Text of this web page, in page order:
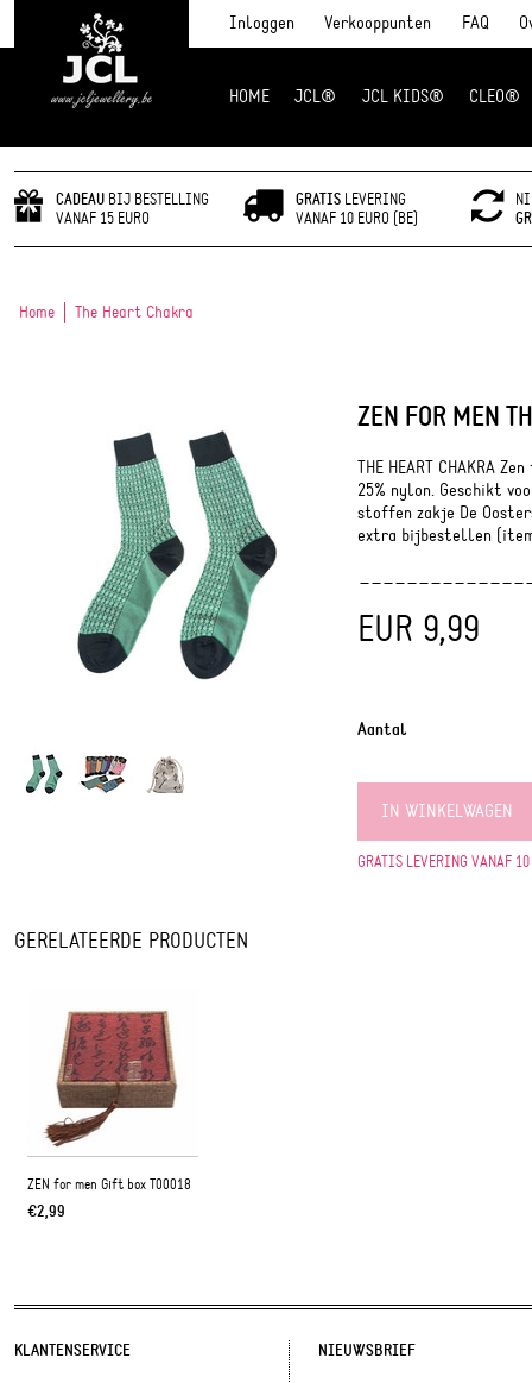
Inloggen Verkooppunten FAQ
HOME JCL® JCL KIDS® CLEO®
CADEAU BIJ BESTELLING
VANAF 15 EURO
GRATISLEVERING
VANAF 10 EURO (BE)
Home The Heart Chakra
ZEN FOR MEN
THE HEART CHAKRA
25% nylon. Geschikt
stoffen zakje De
extra bijbestellen
EUR 9,99
Aantal
IN WINKELWAGEN
GRATIS LEVERING VANAF 10
GERELATEERDE PRODUCTEN
ZEN for men Gift box T00018
€2,99
KLANTENSERVICE NIEUWSBRIEF